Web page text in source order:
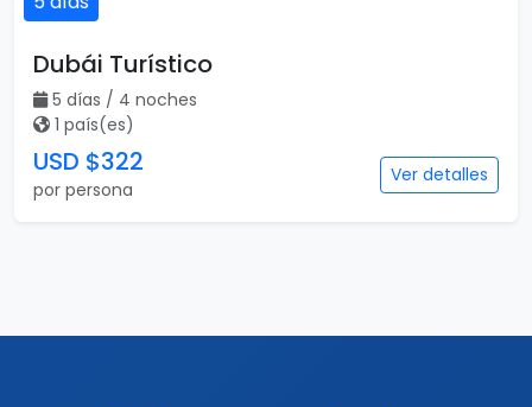
Dubái Turístico
5 días / 4 noches
1 país(es)
USD $322
por persona
Ver detalles